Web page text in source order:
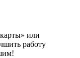
или
работу